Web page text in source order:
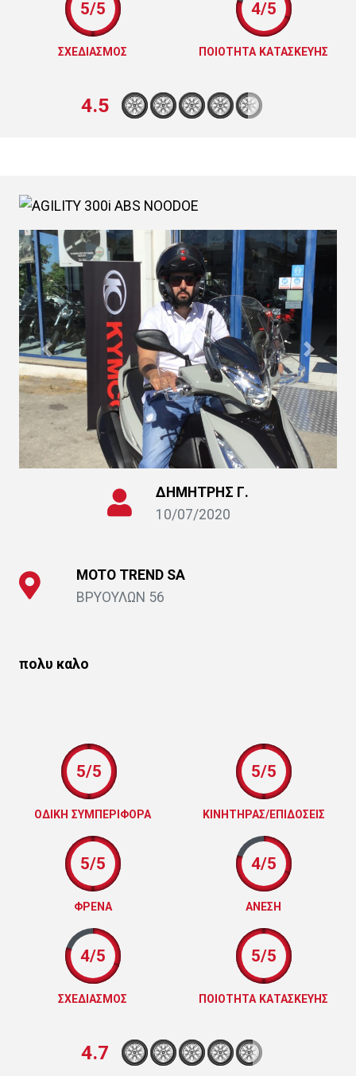
5/5
ΣΧΕΔΙΑΣΜΟΣ
4/5
ΠΟΙΟΤΗΤΑ ΚΑΤΑΣΚΕΥΗΣ
4.5
ΔΗΜΗΤΡΗΣ Γ.
10/07/2020
MOTO ΤRΕΝD SΑ
ΒΡΥΟΥΛΩΝ 56
πολυ καλο
5/5
ΟΔΙΚΗ ΣΥΜΠΕΡΙΦΟΡΑ
5/5
ΚΙΝΗΤΗΡΑΣ/ΕΠΙΔΟΣΕΙΣ
5/5
ΦΡΕΝΑ
4/5
ΑΝΕΣΗ
4/5
ΣΧΕΔΙΑΣΜΟΣ
5/5
ΠΟΙΟΤΗΤΑ ΚΑΤΑΣΚΕΥΗΣ
4.7